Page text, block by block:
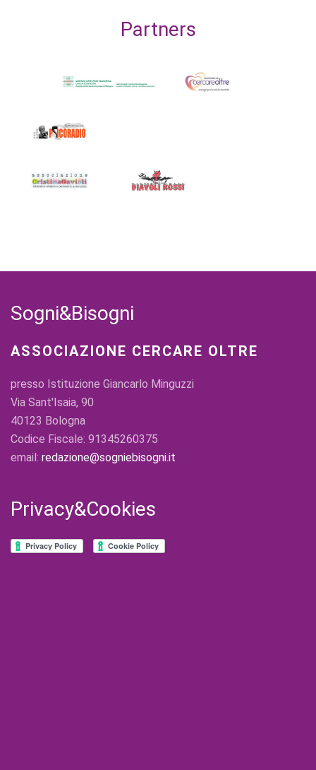
Partners
Sogni&Bisogni
ASSOCIAZIONE CERCARE OLTRE
presso Istituzione Giancarlo Minguzzi
Via Sant'Isaia, 90
40123 Bologna
Codice Fiscale: 91345260375
email: redazione@sogniebisogni.it
Privacy&Cookies